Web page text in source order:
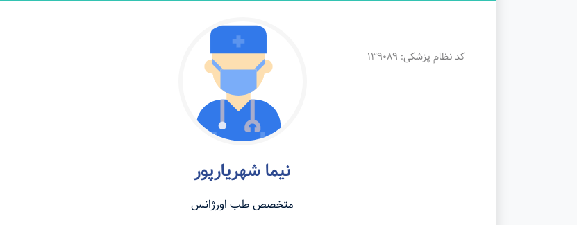
کد نظام پزشکی: 139089
نیما شهریارپور
متخصص طب اورژانس